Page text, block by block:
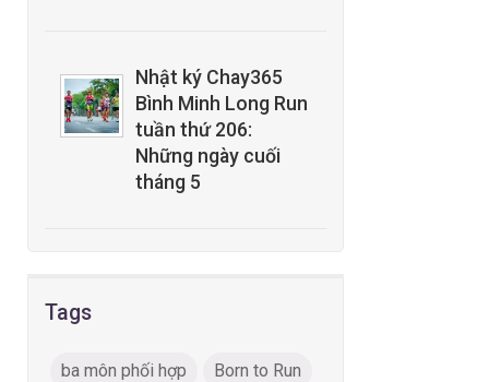
Nhật ký Chay365
Bình Minh Long Run
tuần thứ 206:
Những ngày cuối
tháng 5
Tags
ba môn phối hợp Born to Run